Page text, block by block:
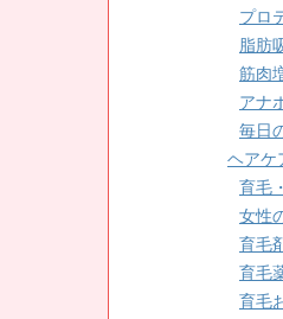
プロ
脂肪
筋肉
アナ
毎日
ヘアケ
育毛
女性
育毛
育毛
育毛